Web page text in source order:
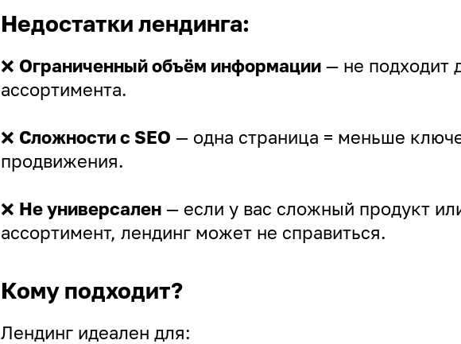
Недостатки лендинга:
❌ Ограниченный объём информации — не подходит
ассортимента.
❌ Сложности с SEO — одна страница = меньше
продвижения.
❌ Не универсален — если у вас сложный продукт
ассортимент, лендинг может не справиться.
Кому подходит?
Лендинг идеален для: